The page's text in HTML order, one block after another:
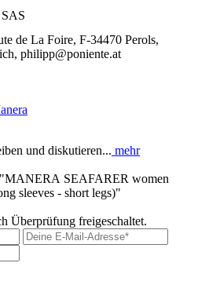
de La Foire, F-34470 Perols,
philipp@poniente.at
und diskutieren... mehr
SEAFARER women
sleeves - short legs)"
Überprüfung freigeschaltet.